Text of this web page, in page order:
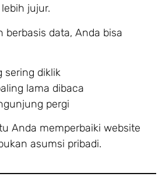
jujur.
berbasis data, Anda bisa
sering diklik
lama dibaca
pergi
Anda memperbaiki website
asumsi pribadi.